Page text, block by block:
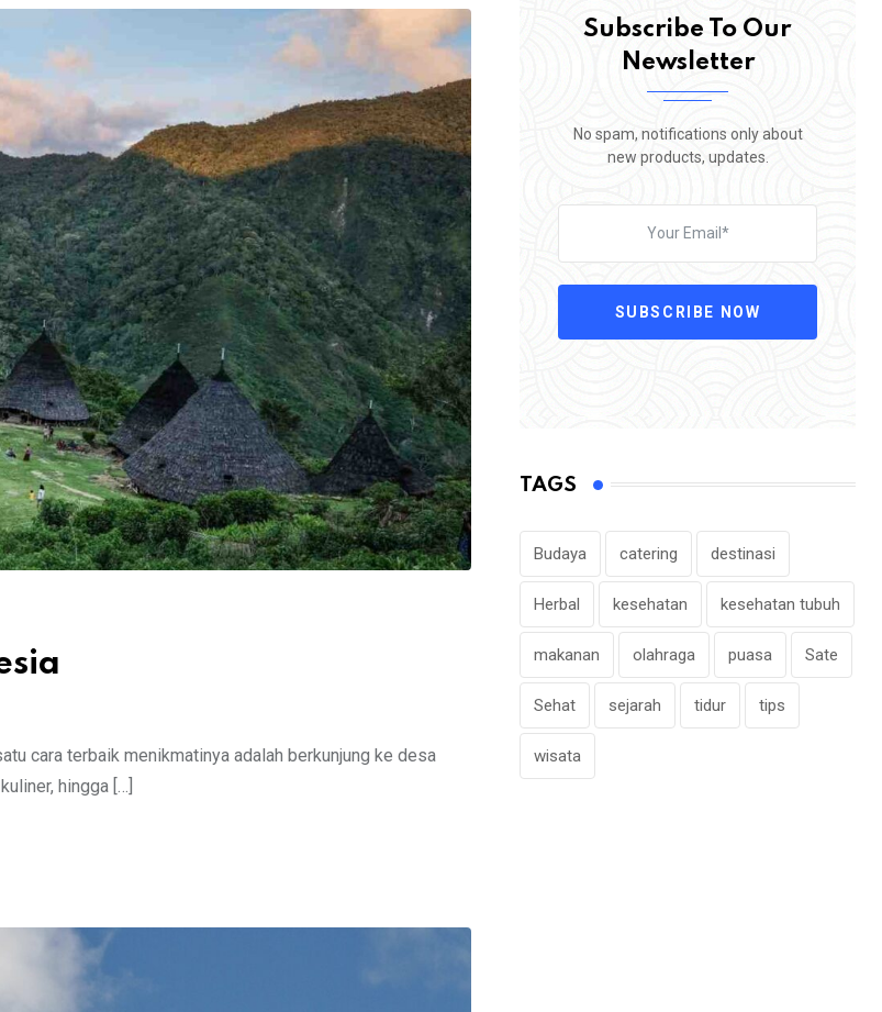
cara terbaik menikmatinya adalah berkunjung ke desa
hingga […]
Subscribe To Our
Newsletter
No spam, notifications only about
new products, updates.
SUBSCRIBE NOW
TAGS
Budaya catering destinasi
Herbal kesehatan kesehatan tubuh
makanan olahraga puasa Sate
Sehat sejarah tidur tips
wisata